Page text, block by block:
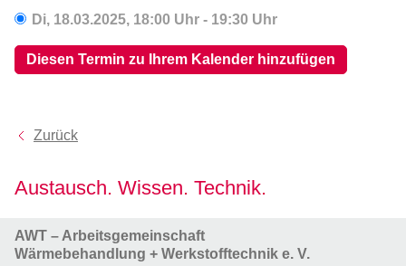
Di, 18.03.2025, 18:00 Uhr - 19:30 Uhr
Diesen Termin zu Ihrem Kalender hinzufügen
Zurück
Austausch. Wissen. Technik.
AWT – Arbeitsgemeinschaft
Wärmebehandlung + Werkstofftechnik e. V.